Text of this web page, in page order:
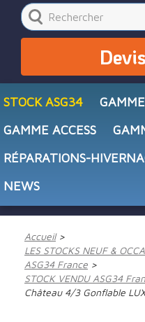
STOCK ASG34
GAMME ACCESS
RÉPARATIONS-
NEWS
Accueil
LES STOCKS NEUF &
ASG34 France
STOCK VENDU ASG34
Château 4/3 Gonflable